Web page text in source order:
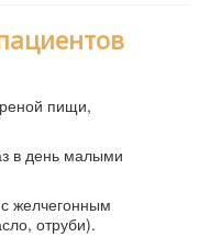
пищи,
в день малыми
желчегонным
отруби).